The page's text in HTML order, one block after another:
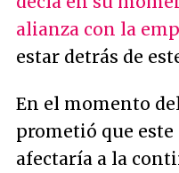
alianza con la
estar detrás de
En el momento
prometió que
afectaría a la